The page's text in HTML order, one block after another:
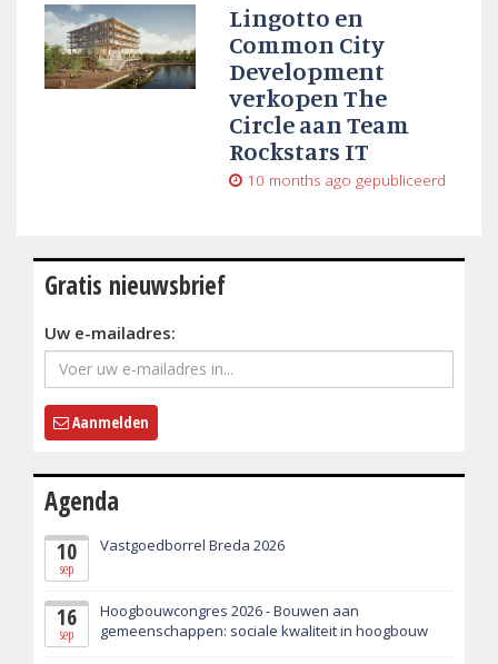
Lingotto en
Common City
Development
verkopen The
Circle aan Team
Rockstars IT
10 months ago gepubliceerd
Gratis nieuwsbrief
Uw e-mailadres:
Aanmelden
Agenda
10
sep
Vastgoedborrel Breda 2026
16
sep
Hoogbouwcongres 2026 - Bouwen aan
gemeenschappen: sociale kwaliteit in hoogbouw